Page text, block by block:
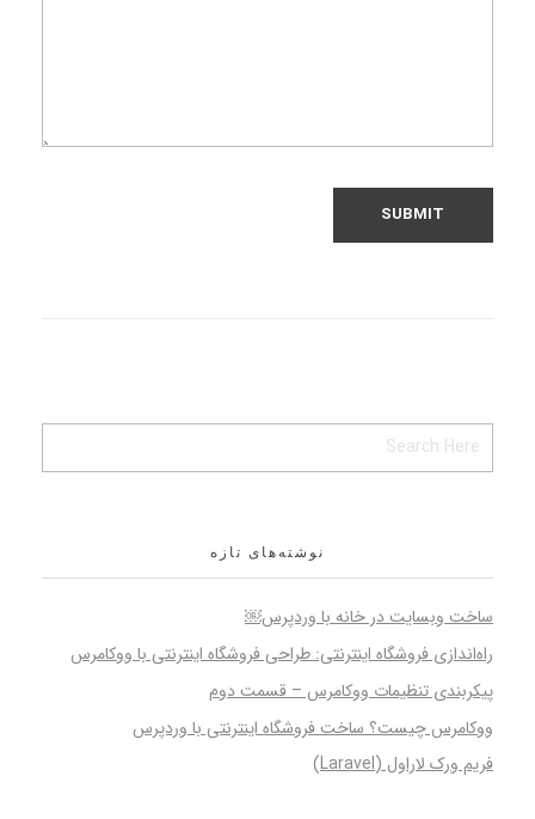
نوشته‌های تازه
ساخت وبسایت در خانه با وردپرس￼
راه‌اندازی فروشگاه اینترنتی: طراحی فروشگاه اینترنتی با ووکامرس
پیکربندی تنظیمات ووکامرس – قسمت دوم
ووکامرس چیست؟ ساخت فروشگاه اینترنتی با وردپرس
فریم ورک لاراول (Laravel)